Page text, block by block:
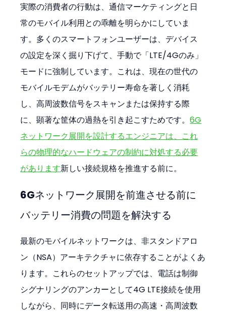
実際の消費者の行動は、通信マーケティングと日
常のモバイル利用との乖離を明らかにしていま
す。多くのスマートフォンユーザーは、デバイス
の設定を深く掘り下げて、手動で「LTE/4Gのみ」
モードに強制しています。これは、現在の世代の
モバイルモデムがバッテリー寿命を著しく消耗
し、高周波数信号をスキャンまたは保持する際
に、顕著な筐体の過熱を引き起こすためです。6G
ネットワーク展開を設計するエンジニアは、これ
らの物理的なハードウェアの制約に対処する必要
があります新しい接続規格を推進する前に。
6Gネットワーク展開を前進させる前に
バッテリー消費の問題を解決する
最新のモバイルネットワークは、非スタンドアロ
ン（NSA）アーキテクチャに依存することがよくあ
ります。これらのセットアップでは、電話は制御
シグナリングのアンカーとして4G LTE接続を使用
しながら、同時にデータ転送用の高速・高周波数